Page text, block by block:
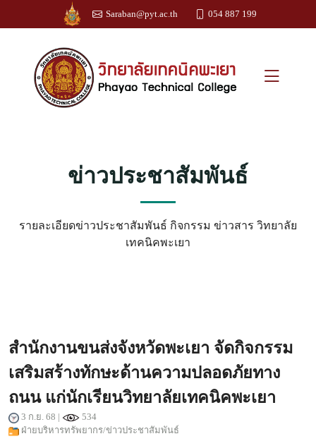
Saraban@pyt.ac.th 054 887 199
ข่าวประชาสัมพันธ์
รายละเอียดข่าวประชาสัมพันธ์ กิจกรรม ข่าวสาร วิทยาลัย
เทคนิคพะเยา
สำนักงานขนส่งจังหวัดพะเยา จัดกิจกรรม
เสริมสร้างทักษะด้านความปลอดภัยทาง
ถนน แก่นักเรียนวิทยาลัยเทคนิคพะเยา
3 ก.ย. 68 |
534
ฝ่ายบริหารทรัพยากร/ข่าวประชาสัมพันธ์